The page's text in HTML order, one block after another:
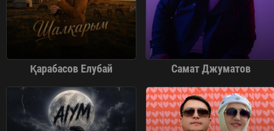
Қарабасов Елубай Самат Джуматов